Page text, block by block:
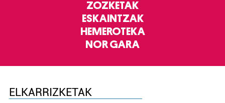
ZOZKETAK
ESKAINTZAK
HEMEROTEKA
NOR GARA
ELKARRIZKETAK